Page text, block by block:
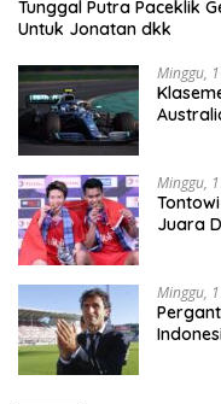
Tunggal Putra Paceklik
Untuk Jonatan dkk
Minggu,
Minggu,
Juara
Minggu,